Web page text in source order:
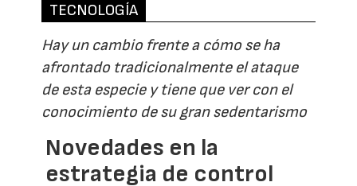
TECNOLOGÍA
Hay un cambio frente a cómo se ha
afrontado tradicionalmente el ataque
de esta especie y tiene que ver con el
conocimiento de su gran sedentarismo
Novedades en la
estrategia de control